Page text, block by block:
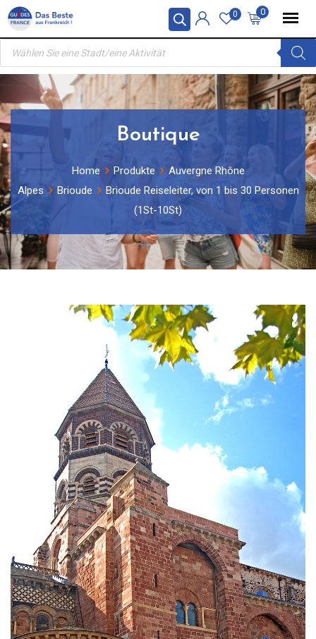
Skip
content
0
0
Products
search
Boutique
Home Produkte
Auvergne Rhône
Alpes
Brioude
Brioude Reiseleiter, von 1 bis 30 Personen
(1St-10St)